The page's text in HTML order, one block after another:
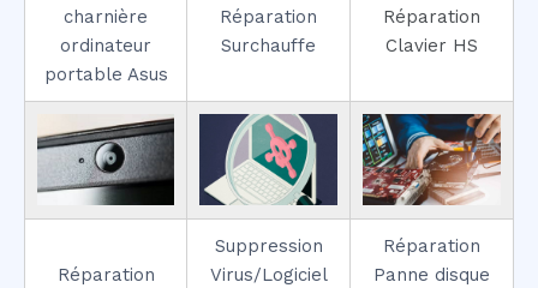
charnière
ordinateur
portable Asus
Réparation
Surchauffe
Réparation
Clavier HS
Réparation
Suppression
Virus/Logiciel
Réparation
Panne disque